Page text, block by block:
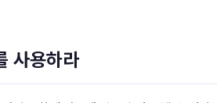
사용하라